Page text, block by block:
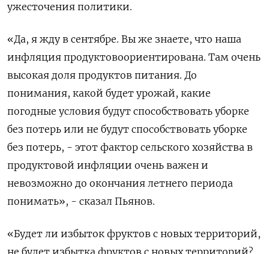
ужесточения политики.
«Да, я жду в сентябре. Вы же знаете, что наша
инфляция продуктовоориентирована. Там очень
высокая доля продуктов питания. До
понимания, какой будет урожай, какие
погодные условия будут способствовать уборке
без потерь или не будут способствовать уборке
без потерь, - этот фактор сельского хозяйства в
продуктовой инфляции очень важен и
невозможно до окончания летнего периода
понимать», - сказал Пьянов.
«Будет ли избыток фруктов с новых территорий,